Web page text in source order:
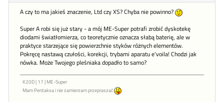
A czy to ma jakieś znaczenie, Ltd czy XS? Chyba nie powinno?
Super A robi się już stary - a mój ME-Super potrafi zrobić dyskotekę
diodami światłomierza, co teoretycznie oznacza słabą baterię, ale w
praktyce starzejące się powierzchnie styków różnych elementów.
Pokręcę nastawą czułości, korekcji, trybami aparatu e'voila! Chodzi jak
nówka. Może Twojego pleśniaka dopadło to samo?
K20D | 17 | ME-Super
Mam Pentaksa i nie zamierzam przepraszać